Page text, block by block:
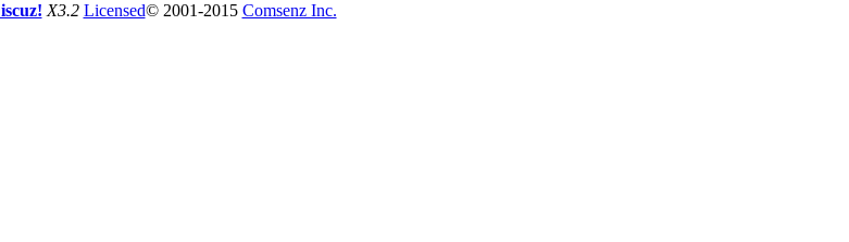
X3.2 Licensed© 2001-2015 Comsenz Inc.